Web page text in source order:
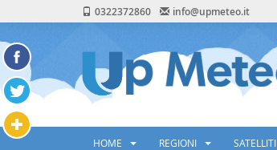
0322372860 info@upmeteo.it
HOME REGIONI SATELLITI